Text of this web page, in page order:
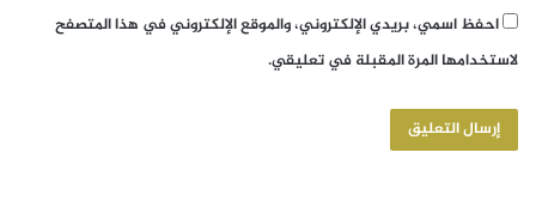
احفظ اسمي، بريدي الإلكتروني، والموقع الإلكتروني في هذا المتصفح
لاستخدامها المرة المقبلة في تعليقي.